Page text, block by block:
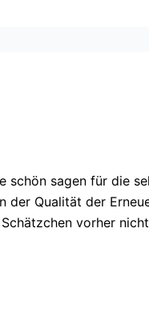
schön sagen für die
der Qualität der
vorher